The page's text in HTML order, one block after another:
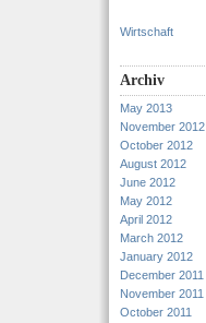
Wirtschaft
Archiv
May 2013
November 2012
October 2012
August 2012
June 2012
May 2012
April 2012
March 2012
January 2012
December 2011
November 2011
October 2011